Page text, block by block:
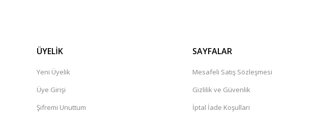
ÜYELİK
Yeni Üyelik
Üye Girişi
Şifremi Unuttum
SAYFALAR
Mesafeli Satış Sözleşmesi
Gizlilik ve Güvenlik
İptal İade Koşullari